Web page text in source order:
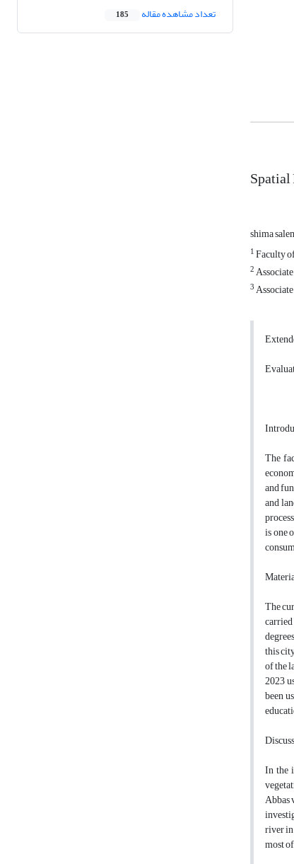
shima
1Faculty
2
3
The
and
and
is one
The
this
of the
2023
been
In the
Abbas
river
most
تعداد مشاهده مقاله 185